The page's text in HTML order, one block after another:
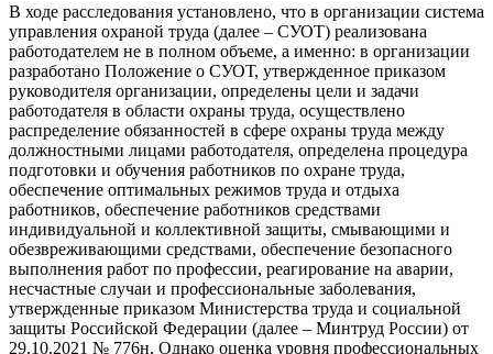
В ходе расследования установлено, что в организации система
управления охраной труда (далее – СУОТ) реализована
работодателем не в полном объеме, а именно: в организации
разработано Положение о СУОТ, утвержденное приказом
руководителя организации, определены цели и задачи
работодателя в области охраны труда, осуществлено
распределение обязанностей в сфере охраны труда между
должностными лицами работодателя, определена процедура
подготовки и обучения работников по охране труда,
обеспечение оптимальных режимов труда и отдыха
работников, обеспечение работников средствами
индивидуальной и коллективной защиты, смывающими и
обезвреживающими средствами, обеспечение безопасного
выполнения работ по профессии, реагирование на аварии,
несчастные случаи и профессиональные заболевания,
утвержденные приказом Министерства труда и социальной
защиты Российской Федерации (далее – Минтруд России) от
29.10.2021 № 776н. Однако оценка уровня профессиональных